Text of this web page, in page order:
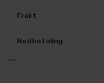
Frakt
Nedbetaling
```